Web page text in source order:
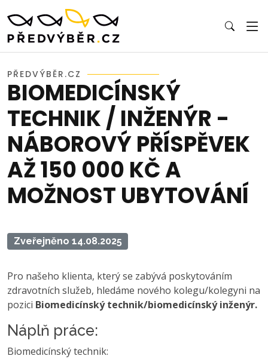
PŘEDVÝBĚR.CZ
BIOMEDICÍNSKÝ
TECHNIK / INŽENÝR -
NÁBOROVÝ PŘÍSPĚVEK
AŽ 150 000 KČ A
MOŽNOST UBYTOVÁNÍ
Zveřejněno 14.08.2025
Pro našeho klienta, který se zabývá poskytováním
zdravotních služeb, hledáme nového kolegu/kolegyni na
pozici Biomedicínský technik/biomedicínský inženýr.
Náplň práce:
Biomedicínský technik: